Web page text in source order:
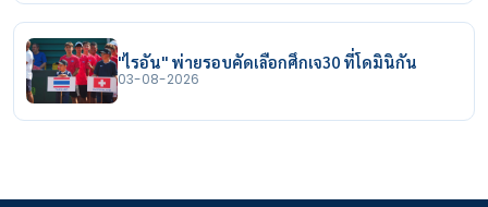
"ไรอัน" พ่ายรอบคัดเลือกศึกเจ30 ที่โดมินิกัน
03-08-2026